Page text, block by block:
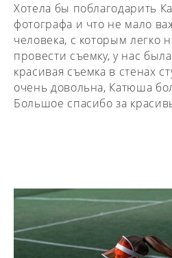
Хотела бы поблагодарить
фотографа и что не мало
человека, с которым легко
провести съемку, у нас
красивая съемка в стенах
очень довольна, Катюша
Большое спасибо за